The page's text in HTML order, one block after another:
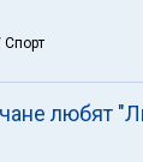
Спорт
любят